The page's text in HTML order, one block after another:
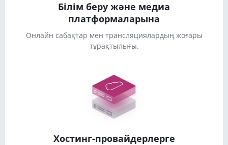
Білім беру және медиа
платформаларына
Онлайн сабақтар мен трансляциялардың жоғары
тұрақтылығы.
Хостинг-провайдерлерге